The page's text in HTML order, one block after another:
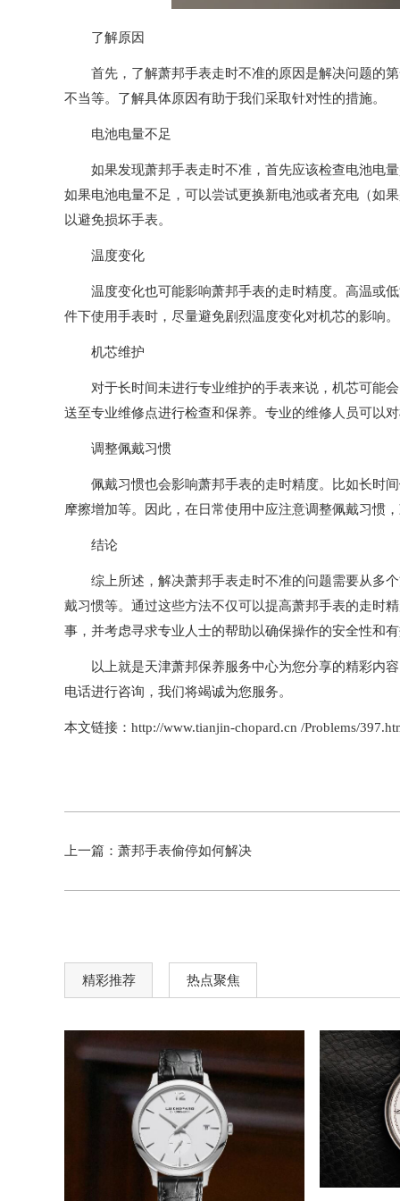
了解原因
首先，了解萧邦手表走时不准的原因是解决问题的第
不当等。了解具体原因有助于我们采取针对性的措施。
电池电量不足
如果发现萧邦手表走时不准，首先应该检查电池电量
如果电池电量不足，可以尝试更换新电池或者充电（如
以避免损坏手表。
温度变化
温度变化也可能影响萧邦手表的走时精度。高温或低
件下使用手表时，尽量避免剧烈温度变化对机芯的影响。
机芯维护
对于长时间未进行专业维护的手表来说，机芯可能会
送至专业维修点进行检查和保养。专业的维修人员可以
调整佩戴习惯
佩戴习惯也会影响萧邦手表的走时精度。比如长时间
摩擦增加等。因此，在日常使用中应注意调整佩戴习惯
结论
综上所述，解决萧邦手表走时不准的问题需要从多个
戴习惯等。通过这些方法不仅可以提高萧邦手表的走时
事，并考虑寻求专业人士的帮助以确保操作的安全性和
以上就是天津萧邦保养服务中心为您分享的精彩内
电话进行咨询，我们将竭诚为您服务。
本文链接：http://www.tianjin-chopard.cn /Problems/
上一篇： 萧邦手表偷停如何解决
精彩推荐 热点聚焦